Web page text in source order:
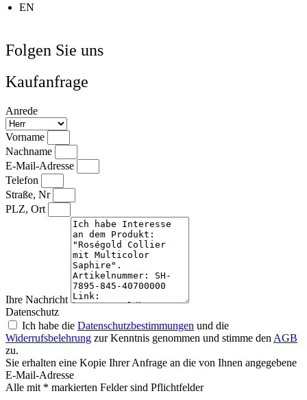
EN
Folgen Sie uns
Kaufanfrage
Anrede
Vorname
Nachname
E-Mail-Adresse
Telefon
Straße, Nr
PLZ, Ort
Ihre Nachricht
Datenschutz
Ich habe die Datenschutzbestimmungen und die
Widerrufsbelehrung zur Kenntnis genommen und stimme den AGB
zu.
Sie erhalten eine Kopie Ihrer Anfrage an die von Ihnen angegebene
E-Mail-Adresse
Alle mit * markierten Felder sind Pflichtfelder